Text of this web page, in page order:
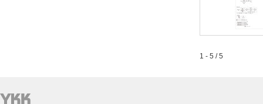
1 - 5 / 5